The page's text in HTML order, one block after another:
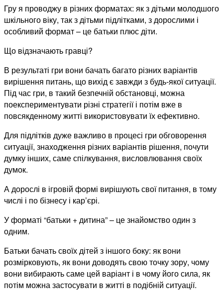
Гру я проводжу в різних форматах: як з дітьми молодшого
шкільного віку, так з дітьми підлітками, з дорослими і
особливий формат – це батьки плюс діти.
Що відзначають гравці?
В результаті гри вони бачать багато різних варіантів
вирішення питань, що вихід є завжди з будь-якої ситуації.
Під час гри, в такий безпечній обстановці, можна
поекспериментувати різні стратегії і потім вже в
повсякденному житті використовувати їх ефективно.
Для підлітків дуже важливо в процесі гри обговорення
ситуації, знаходження різних варіантів рішення, почути
думку інших, саме спілкування, висловлювання своїх
думок.
А дорослі в ігровій формі вирішують свої питання, в тому
числі і по бізнесу і кар’єрі.
У форматі “батьки + дитина” – це знайомство один з
одним.
Батьки бачать своїх дітей з іншого боку: як вони
розмірковують, як вони доводять свою точку зору, чому
вони вибирають саме цей варіант і в чому його сила, як
потім можна застосувати в житті в подібній ситуації.